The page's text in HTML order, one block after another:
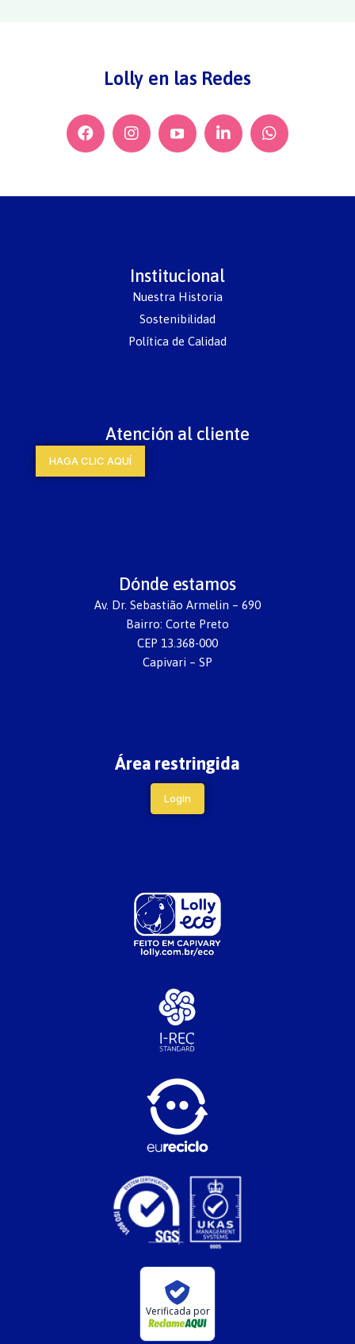
Lolly en las Redes
Institucional
Nuestra Historia
Sostenibilidad
Política de Calidad
Atención al cliente
HAGA CLIC AQUÍ
Dónde estamos
Av. Dr. Sebastião Armelin – 690
Bairro: Corte Preto
CEP 13.368-000
Capivari – SP
Área restringida
Login
Verificada por